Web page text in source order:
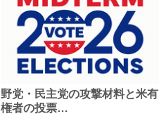
野党・民主党の攻撃材料と米有
権者の投票…